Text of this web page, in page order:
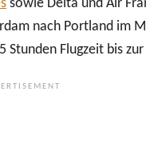
sowie Delta und Air
nach Portland im
Stunden Flugzeit bis